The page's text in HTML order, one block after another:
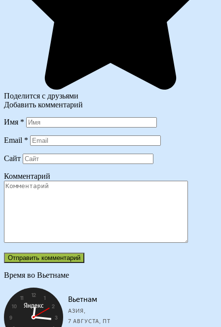
Поделится с друзьями
Добавить комментарий
Имя *
Email *
Сайт
Комментарий
Время во Вьетнаме